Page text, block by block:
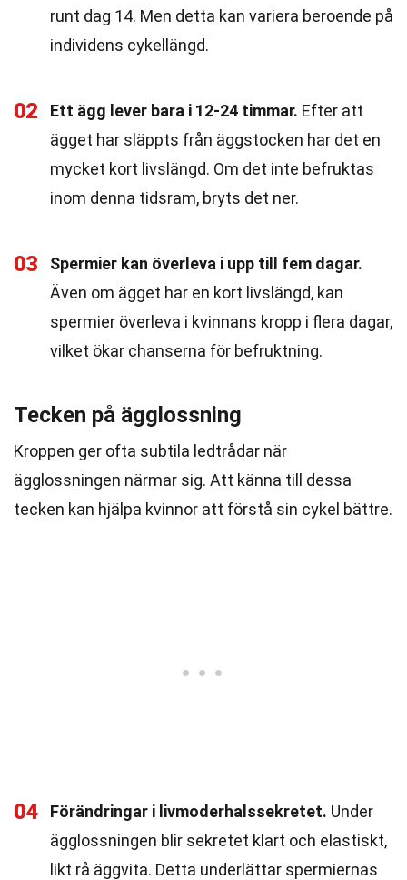
runt dag 14. Men detta kan variera beroende på
individens cykellängd.
02 Ett ägg lever bara i 12-24 timmar. Efter att
ägget har släppts från äggstocken har det en
mycket kort livslängd. Om det inte befruktas
inom denna tidsram, bryts det ner.
03
Spermier kan överleva i upp till fem dagar.
Även om ägget har en kort livslängd, kan
spermier överleva i kvinnans kropp i flera dagar,
vilket ökar chanserna för befruktning.
Tecken på ägglossning
Kroppen ger ofta subtila ledtrådar när
ägglossningen närmar sig. Att känna till dessa
tecken kan hjälpa kvinnor att förstå sin cykel bättre.
04 Förändringar i livmoderhalssekretet. Under
ägglossningen blir sekretet klart och elastiskt,
likt rå äggvita. Detta underlättar spermiernas